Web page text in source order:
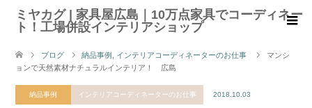
ミヤカグ | 家具屋広島｜10万点家具でコーディネー
ト！工場併設インテリアショップ
ブログ 納品事例 インテリアコーディネーターのお仕事
マンシ
ョンで天然素材ナチュラルインテリア！ 広島
納品事例 インテリアコーディネーターのお仕事 2018.10.03